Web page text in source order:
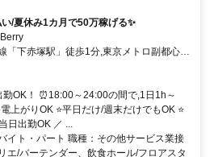
/夏休み1カ月で50万稼げる✨
「下赤塚駅」徒歩1分,東京メトロ副都心線
OK！ ⏰18:00～24:00の間で,1日1h～
上がりOK ⭐平日だけ/週末だけでもOK ⭐
日出勤OK ／ ...
イト・パート 職種：その他サービス業接
エ/バーテンダー、飲食ホール/フロアスタ